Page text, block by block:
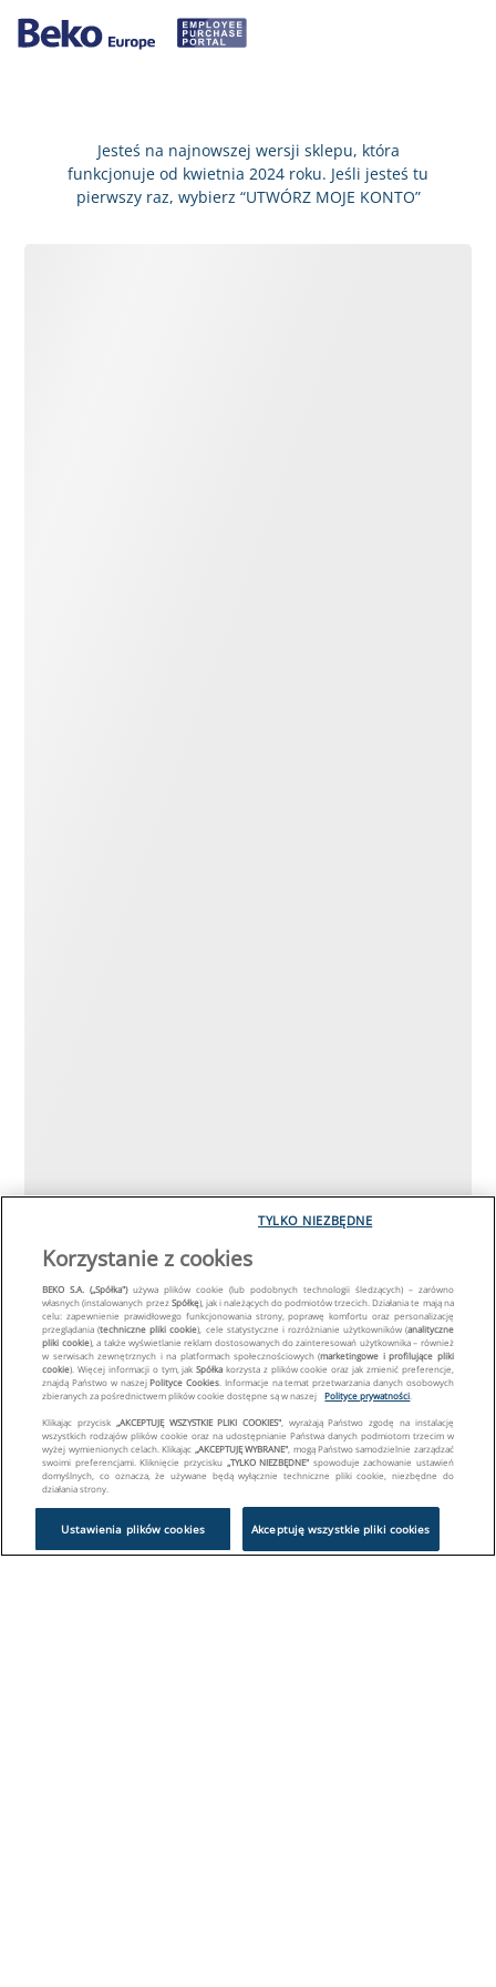
Jesteś na najnowszej wersji sklepu, która
funkcjonuje od kwietnia 2024 roku. Jeśli jesteś tu
pierwszy raz, wybierz “UTWÓRZ MOJE KONTO”
Korzystanie z cookies
BEKO S.A. („Spółka")używa plików cookie (lub podobnych technologii śledzących) – zarówno
własnych (instalowanych przezSpółkę), jak i należących do podmiotów trzecich. Działania te mają na
celu: zapewnienie prawidłowego funkcjonowania strony, poprawę komfortu oraz personalizację
przeglądania (techniczne pliki cookie), cele statystyczne i rozróżnianie użytkowników (analityczne
pliki cookie), a także wyświetlanie reklam dostosowanych do zainteresowań użytkownika – również
w serwisach zewnętrznych i na platformach społecznościowych (marketingowe i profilujące pliki
cookie). Więcej informacji o tym, jakSpółka korzysta z plików cookie oraz jak zmienić preferencje,
znajdą Państwo w naszejPolityce Cookies . Informacje na temat przetwarzania danych osobowych
zbieranych za pośrednictwem plików cookie dostępne są w naszej
Polityce prywatności
Klikając przycisk „AKCEPTUJĘ WSZYSTKIE PLIKI COOKIES" , wyrażają Państwo zgodę na instalację
wszystkich rodzajów plików cookie oraz na udostępnianie Państwa danych podmiotom trzecim w
wyżej wymienionych celach. Klikając „AKCEPTUJĘ WYBRANE" , mogą Państwo samodzielnie zarządzać
swoimi preferencjami. Kliknięcie przycisku „TYLKO NIEZBĘDNE" spowoduje zachowanie ustawień
domyślnych, co oznacza, że używane będą wyłącznie techniczne pliki cookie, niezbędne do
działania strony.
Ustawienia plików cookies Akceptuję wszystkie pliki cookies
TYLKO NIEZBĘDNE